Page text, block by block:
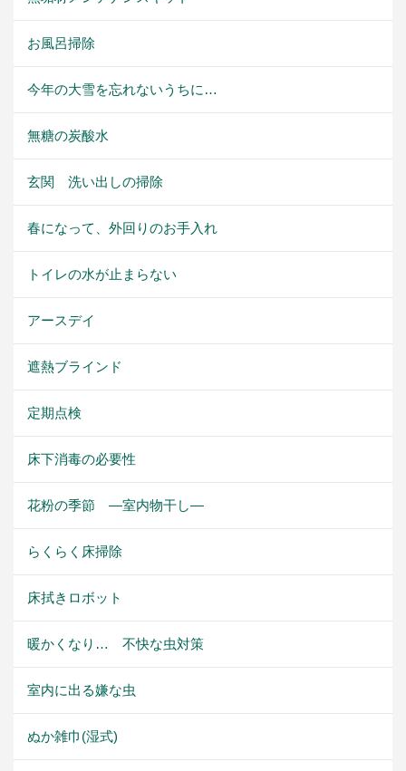
お風呂掃除
今年の大雪を忘れないうちに…
無糖の炭酸水
玄関 洗い出しの掃除
春になって、外回りのお手入れ
トイレの水が止まらない
アースデイ
遮熱ブラインド
定期点検
床下消毒の必要性
花粉の季節 ―室内物干し―
らくらく床掃除
床拭きロボット
暖かくなり… 不快な虫対策
室内に出る嫌な虫
ぬか雑巾(湿式)